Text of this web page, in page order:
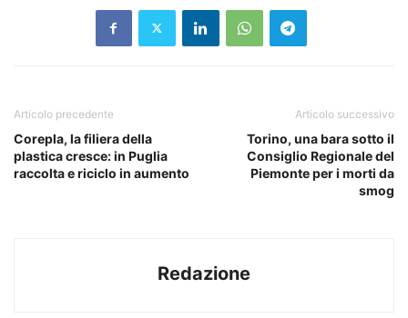
Articolo precedente
Corepla, la filiera della
plastica cresce: in Puglia
raccolta e riciclo in aumento
Articolo successivo
Torino, una bara sotto il
Consiglio Regionale del
Piemonte per i morti da
smog
Redazione